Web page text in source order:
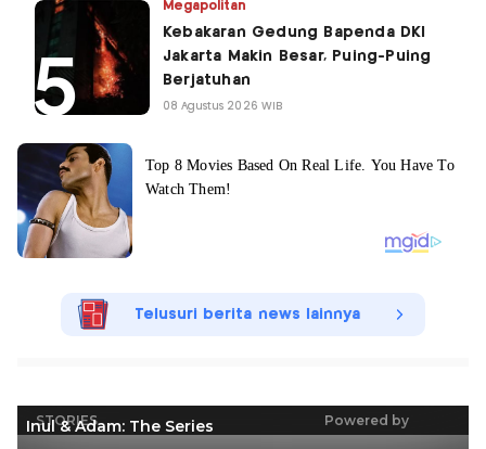
Megapolitan
Kebakaran Gedung Bapenda DKI
Jakarta Makin Besar, Puing-Puing
Berjatuhan
08 Agustus 2026 WIB
Telusuri berita news lainnya